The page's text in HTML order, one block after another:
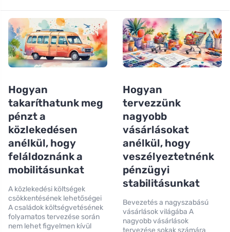
Hogyan
takaríthatunk meg
pénzt a
közlekedésen
anélkül, hogy
feláldoznánk a
mobilitásunkat
A közlekedési költségek
csökkentésének lehetőségei
A családok költségvetésének
folyamatos tervezése során
nem lehet figyelmen kívül
Hogyan
tervezzünk
nagyobb
vásárlásokat
anélkül, hogy
veszélyeztetnénk
pénzügyi
stabilitásunkat
Bevezetés a nagyszabású
vásárlások világába A
nagyobb vásárlások